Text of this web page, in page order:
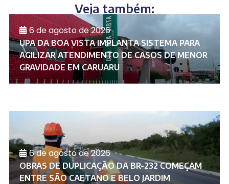
Veja também:
6 de agosto de 2026
UPA DA BOA VISTA IMPLANTA SISTEMA PARA
AGILIZAR ATENDIMENTO DE CASOS DE MENOR
GRAVIDADE EM CARUARU
6 de agosto de 2026
OBRAS DE DUPLICAÇÃO DA BR-232 COMEÇAM
ENTRE SÃO CAETANO E BELO JARDIM